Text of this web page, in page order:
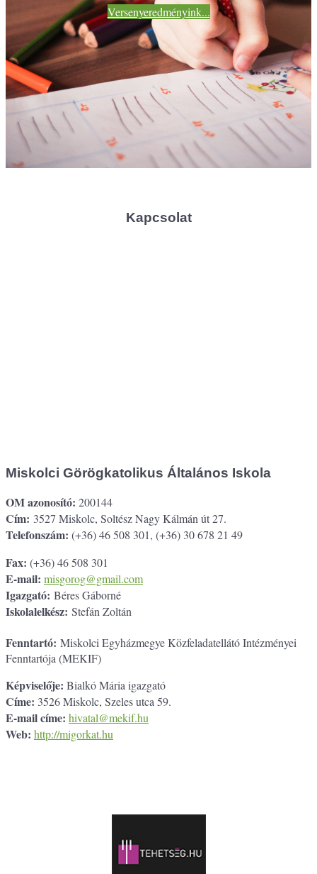
Versenyeredményink...
Kapcsolat
Miskolci Görögkatolikus Általános Iskola
OM azonosító: 200144
Cím: 3527 Miskolc, Soltész Nagy Kálmán út 27.
Telefonszám: (+36) 46 508 301, (+36) 30 678 21 49
Fax: (+36) 46 508 301
E-mail: misgorog@gmail.com
Igazgató: Béres Gáborné
Iskolalelkész: Stefán Zoltán
Fenntartó: Miskolci Egyházmegye Közfeladatellátó Intézményei
Fenntartója (MEKIF)
Képviselője: Bialkó Mária igazgató
Címe: 3526 Miskolc, Szeles utca 59.
E-mail címe: hivatal@mekif.hu
Web: http://migorkat.hu